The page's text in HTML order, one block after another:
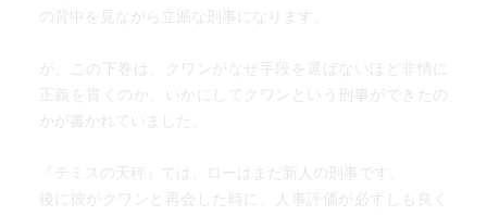
の背中を見ながら立派な刑事になります。
が、この下巻は、クワンがなぜ手段を選ばないほど非情に
正義を貫くのか、いかにしてクワンという刑事ができたの
かが書かれていました。
『テミスの天秤』では、ローはまだ新人の刑事です。
後に彼がクワンと再会した時に、人事評価が必ずしも良く